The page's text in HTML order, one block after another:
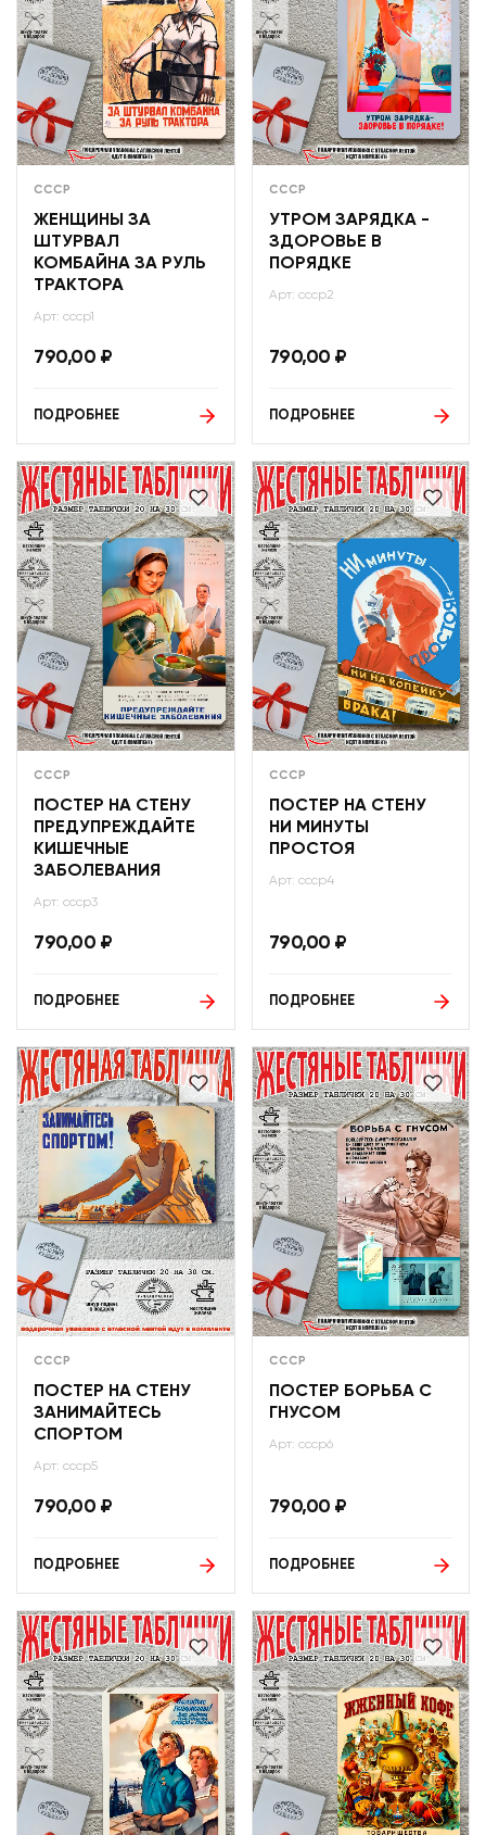
СССР
ЖЕНЩИНЫ ЗА
ШТУРВАЛ
КОМБАЙНА ЗА РУЛЬ
ТРАКТОРА
Арт: ссср1
790,00 ₽
ПОДРОБНЕЕ
СССР
УТРОМ ЗАРЯДКА -
ЗДОРОВЬЕ В
ПОРЯДКЕ
Арт: ссср2
790,00 ₽
ПОДРОБНЕЕ
СССР
ПОСТЕР НА СТЕНУ
ПРЕДУПРЕЖДАЙТЕ
КИШЕЧНЫЕ
ЗАБОЛЕВАНИЯ
Арт: ссср3
790,00 ₽
ПОДРОБНЕЕ
СССР
ПОСТЕР НА СТЕНУ
НИ МИНУТЫ
ПРОСТОЯ
Арт: ссср4
790,00 ₽
ПОДРОБНЕЕ
СССР
ПОСТЕР НА СТЕНУ
ЗАНИМАЙТЕСЬ
СПОРТОМ
Арт: ссср5
790,00 ₽
ПОДРОБНЕЕ
СССР
ПОСТЕР БОРЬБА С
ГНУСОМ
Арт: ссср6
790,00 ₽
ПОДРОБНЕЕ